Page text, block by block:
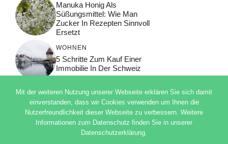
Manuka Honig Als
Süßungsmittel: Wie Man
Zucker In Rezepten Sinnvoll
Ersetzt
WOHNEN
5 Schritte Zum Kauf Einer
Immobilie In Der Schweiz
© 2026 ADSIMPLE
DATENSCHUTZERKLÄRUNG
Mit der weiteren Nutzung unserer Webseite erklären Sie sich damit
einverstanden, dass wir Cookies verwenden um Ihnen die
Nutzerfreundlichkeit dieser Webseite zu verbessern. Weitere
Informationen zum Datenschutz finden Sie in unserer
Datenschutzerklärung.